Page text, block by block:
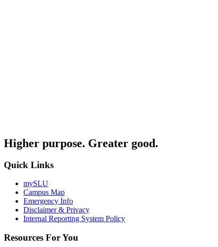
Higher purpose. Greater good.
Quick Links
mySLU
Campus Map
Emergency Info
Disclaimer & Privacy
Internal Reporting System Policy
Resources For You